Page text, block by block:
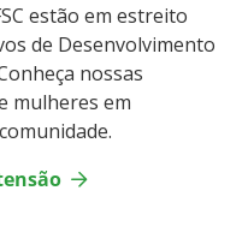
estão em estreito
de Desenvolvimento
nossas
mulheres em